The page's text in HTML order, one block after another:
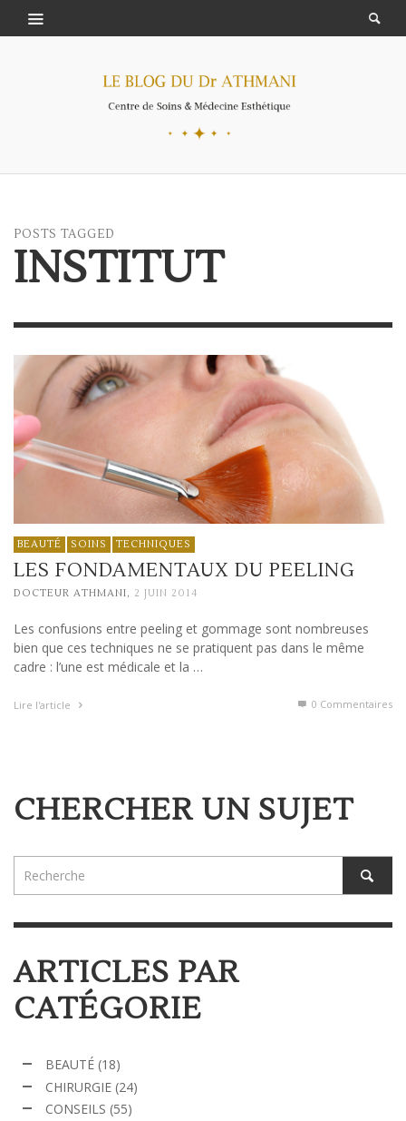
POSTS TAGGED
INSTITUT
BEAUTÉ SOINS TECHNIQUES
LES FONDAMENTAUX DU PEELING
DOCTEUR ATHMANI, 2 JUIN 2014
Les confusions entre peeling et gommage sont nombreuses
bien que ces techniques ne se pratiquent pas dans le même
cadre : l’une est médicale et la …
Lire l'article 0 Commentaires
CHERCHER UN SUJET
ARTICLES PAR
CATÉGORIE
BEAUTÉ (18)
CHIRURGIE (24)
CONSEILS (55)